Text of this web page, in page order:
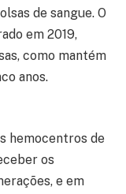
de sangue. O
em 2019,
como mantém
anos.
hemocentros de
os
e em